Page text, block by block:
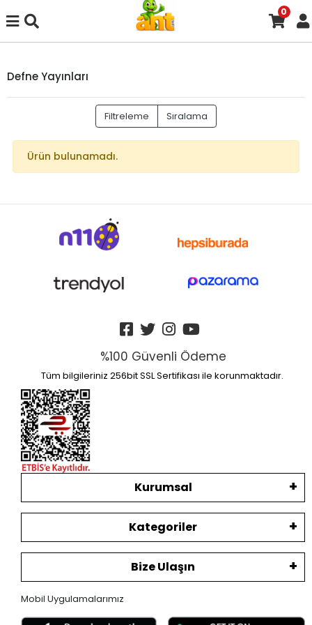
0
Defne Yayınları
Filtreleme Sıralama
Ürün bulunamadı.
%100 Güvenli Ödeme
Tüm bilgileriniz 256bit SSL Sertifikası ile korunmaktadır.
Kurumsal
Kategoriler
Bize Ulaşın
Mobil Uygulamalarımız